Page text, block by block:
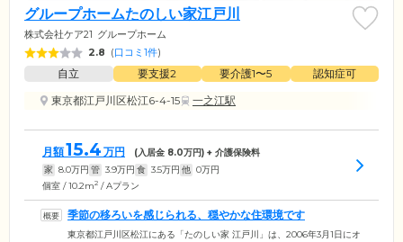
グループホームたのしい家江戸川
株式会社ケア21 グループホーム
2.8 (口コミ1件)
自立 要支援2 要介護1〜5
認知症可
東京都江戸川区松江6-4-15
一之江駅
月額15.4 万円 (入居金 8.0万円) + 介護保険料
家 8.0万円 管 3.9万円 食 3.5万円 他 0万円
個室 / 10.2m2 / Aプラン
季節の移ろいを感じられる、穏やかな住環境です
東京都江戸川区松江にある「たのしい家 江戸川」は、2006年3月1日にオ